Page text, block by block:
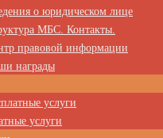
о юридическом лице
МБС. Контакты.
правовой информации
награды
услуги
услуги